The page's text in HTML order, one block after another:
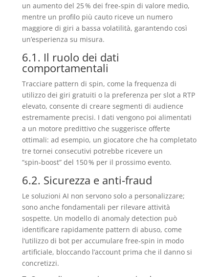
un aumento del 25 % dei free‑spin di valore medio,
mentre un profilo più cauto riceve un numero
maggiore di giri a bassa volatilità, garantendo così
un’esperienza su misura.
6.1. Il ruolo dei dati
comportamentali
Tracciare pattern di spin, come la frequenza di
utilizzo dei giri gratuiti o la preferenza per slot a RTP
elevato, consente di creare segmenti di audience
estremamente precisi. I dati vengono poi alimentati
a un motore predittivo che suggerisce offerte
ottimali: ad esempio, un giocatore che ha completato
tre tornei consecutivi potrebbe ricevere un
“spin‑boost” del 150 % per il prossimo evento.
6.2. Sicurezza e anti‑fraud
Le soluzioni AI non servono solo a personalizzare;
sono anche fondamentali per rilevare attività
sospette. Un modello di anomaly detection può
identificare rapidamente pattern di abuso, come
l’utilizzo di bot per accumulare free‑spin in modo
artificiale, bloccando l’account prima che il danno si
concretizzi.